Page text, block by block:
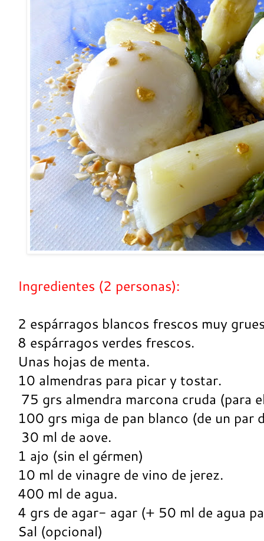
Ingredientes (2 personas):
2 espárragos blancos frescos muy
8 espárragos verdes frescos.
Unas hojas de menta.
10 almendras para picar y tostar.
75 grs almendra marcona cruda (para
100 grs miga de pan blanco (de un par
30 ml de aove.
1 ajo (sin el gérmen)
10 ml de vinagre de vino de jerez.
400 ml de agua.
4 grs de agar- agar (+ 50 ml de agua
Sal (opcional)